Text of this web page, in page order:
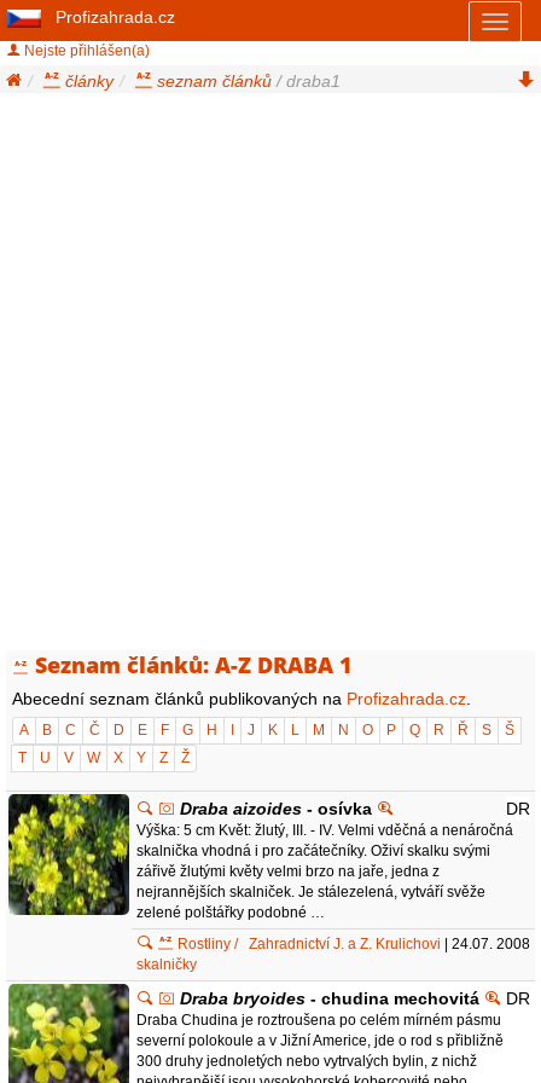
Profizahrada.cz
Nejste přihlášen(a)
články seznam článků / draba1
Seznam článků: A-Z DRABA 1
Abecední seznam článků publikovaných na Profizahrada.cz
A B C Č D E F G H J K L M N O P Q R Ř S
Š
T
U V W X Y Z Ž
Draba aizoides - osívka DR
Výška: 5 cm Květ: žlutý, III. - IV. Velmi vděčná a nenáročná
skalnička vhodná i pro začátečníky. Oživí skalku svými
zářivě žlutými květy velmi brzo na jaře, jedna z
nejrannějších skalniček. Je stálezelená, vytváří svěže
zelené polštářky podobné …
Zahradnictví J. a Z. Krulichovi | 24.07. 2008
Rostliny /
skalničky
Draba bryoides - chudina mechovitá DR
Draba Chudina je roztroušena po celém mírném pásmu
severní polokoule a v Jižní Americe, jde o rod s přibližně
300 druhy jednoletých nebo vytrvalých bylin, z nichž